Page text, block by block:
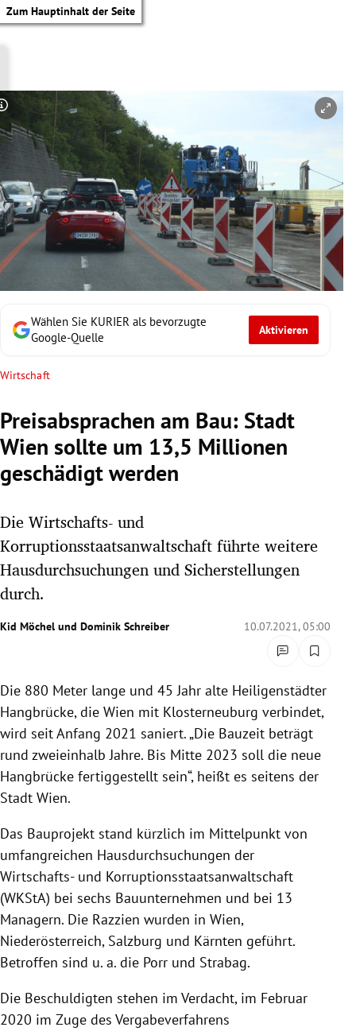
Zum Hauptinhalt der Seite
Untermenü
Untermenü
Untermenü
Untermenü
Untermenü
Untermenü
Untermenü
Untermenü
Wählen Sie KURIER als bevorzugte
Google-Quelle
Aktivieren
Wirtschaft
Preisabsprachen am Bau: Stadt
Wien sollte um 13,5 Millionen
geschädigt werden
Die Wirtschafts- und
Korruptionsstaatsanwaltschaft führte weitere
Hausdurchsuchungen und Sicherstellungen
durch.
Kid Möchel und Dominik Schreiber 10.07.2021, 05:00
Copyright-Hinweis öffnen/schließen
Die 880 Meter lange und 45 Jahr alte Heiligenstädter
Hangbrücke, die Wien mit Klosterneuburg verbindet,
wird seit Anfang 2021 saniert. „Die Bauzeit beträgt
rund zweieinhalb Jahre. Bis Mitte 2023 soll die neue
Hangbrücke fertiggestellt sein“, heißt es seitens der
Stadt Wien.
Das Bauprojekt stand kürzlich im Mittelpunkt von
umfangreichen Hausdurchsuchungen der
Wirtschafts- und Korruptionsstaatsanwaltschaft
(WKStA) bei sechs Bauunternehmen und bei 13
Managern. Die Razzien wurden in Wien,
Niederösterreich, Salzburg und Kärnten geführt.
Betroffen sind u. a. die Porr und Strabag.
Die Beschuldigten stehen im Verdacht, im Februar
2020 im Zuge des Vergabeverfahrens